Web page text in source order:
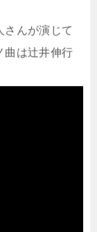
さんが演じて
曲は辻井伸行